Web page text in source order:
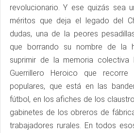
revolucionario. Y ese quizás sea
méritos que deja el legado del
dudas, una de la peores
que borrando su nombre de la
suprimir de la memoria
Guerrillero Heroico que
populares, que está en las
fútbol, en los afiches de los
gabinetes de los obreros de
trabajadores rurales. En todos